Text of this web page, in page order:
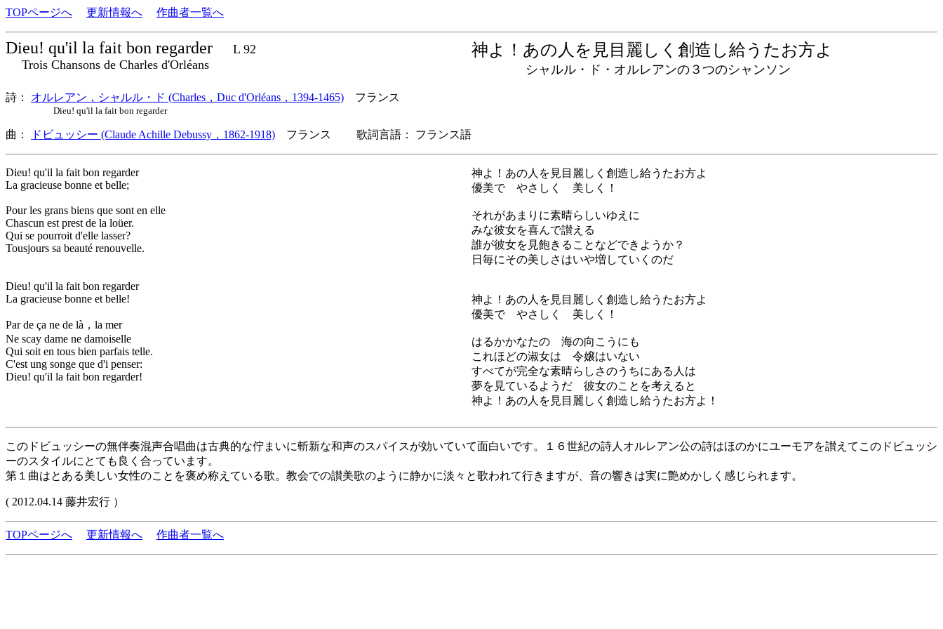
TOPページへ 更新情報へ 作曲者一覧へ
Dieu! qu'il la fait bon regarder
L 92
Trois Chansons de Charles d'Orléans
神よ！あの人を見目麗しく創造し給うたお方よ
シャルル・ド・オルレアンの３つのシャンソン
詩： オルレアン，シャルル・ド (Charles，Duc d'Orléans，1394-1465) フランス
Dieu! qu'il la fait bon regarder
曲： ドビュッシー (Claude Achille Debussy，1862-1918) フランス 歌詞言語： フランス語
Dieu! qu'il la fait bon regarder
La gracieuse bonne et belle;
Pour les grans biens que sont en elle
Chascun est prest de la loüer.
Qui se pourroit d'elle lasser?
Tousjours sa beauté renouvelle.
Dieu! qu'il la fait bon regarder
La gracieuse bonne et belle!
Par de ça ne de là，la mer
Ne scay dame ne damoiselle
Qui soit en tous bien parfais telle.
C'est ung songe que d'i penser:
Dieu! qu'il la fait bon regarder!
神よ！あの人を見目麗しく創造し給うたお方よ
優美で やさしく 美しく！
それがあまりに素晴らしいゆえに
みな彼女を喜んで讃える
誰が彼女を見飽きることなどできようか？
日毎にその美しさはいや増していくのだ
神よ！あの人を見目麗しく創造し給うたお方よ
優美で やさしく 美しく！
はるかかなたの 海の向こうにも
これほどの淑女は 令嬢はいない
すべてが完全な素晴らしさのうちにある人は
夢を見ているようだ 彼女のことを考えると
神よ！あの人を見目麗しく創造し給うたお方よ！
このドビュッシーの無伴奏混声合唱曲は古典的な佇まいに斬新な和声のスパイスが効いていて面白いです。１６世紀の詩人オルレアン公の詩はほのかにユーモアを讃えてこのドビュッシ
ーのスタイルにとても良く合っています。
第１曲はとある美しい女性のことを褒め称えている歌。教会での讃美歌のように静かに淡々と歌われて行きますが、音の響きは実に艶めかしく感じられます。
( 2012.04.14 藤井宏行 ）
TOPページへ 更新情報へ 作曲者一覧へ